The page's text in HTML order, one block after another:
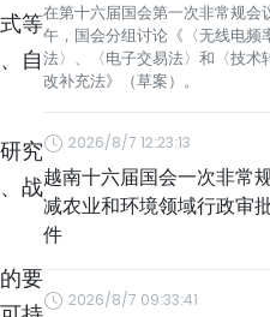
等
自
究
战
要
在第十六届国会第一次非常规会
午，国会分组讨论《〈无线电频
法〉、〈电子交易法〉和〈技术
改补充法》（草案）。
2026/8/7 12:23:13
越南十六届国会一次非常
减农业和环境领域行政审
件
2026/8/7 09:33:41